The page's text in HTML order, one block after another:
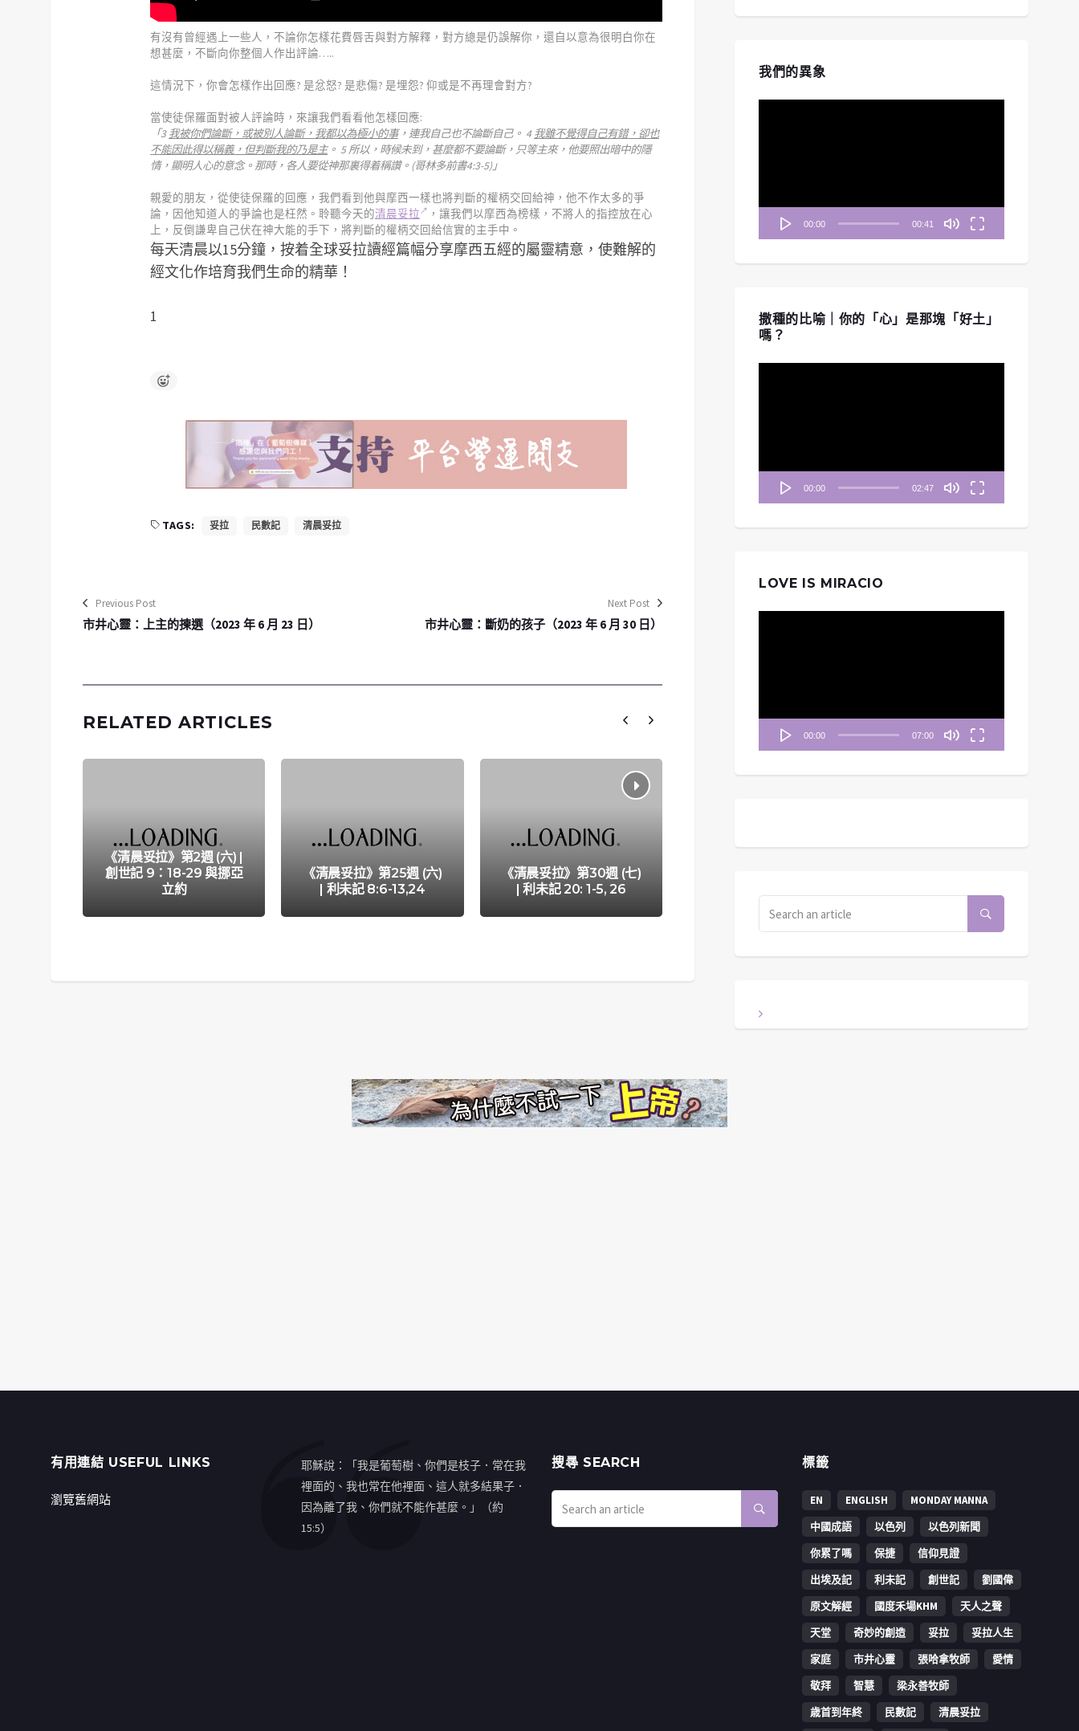
有沒有曾經遇上一些人，不論你怎樣花費唇舌與對方解釋，對方總是仍誤解你，還自以意為很明白你在
想甚麼，不斷向你整個人作出評論…..
這情況下，你會怎樣作出回應? 是忿怒? 是悲傷? 是埋怨? 仰或是不再理會對方?
當使徒保羅面對被人評論時，來讓我們看看他怎樣回應:
「3我被你們論斷，或被別人論斷，我都以為極小的事，連我自己也不論斷自己。 4 我雖不覺得自己有錯，卻也
不能因此得以稱義，但判斷我的乃是主。 5 所以，時候未到，甚麼都不要論斷，只等主來，他要照出暗中的隱
情，顯明人心的意念。那時，各人要從神那裏得着稱讚。(哥林多前書4:3-5)」
親愛的朋友，從使徒保羅的回應，我們看到他與摩西一樣也將判斷的權柄交回給神，他不作太多的爭
論，因他知道人的爭論也是枉然。聆聽今天的清晨妥拉
，讓我們以摩西為榜樣，不將人的指控放在心
上，反倒謙卑自己伏在神大能的手下，將判斷的權柄交回給信實的主手中。
每天清晨以15分鐘，按着全球妥拉讀經篇幅分享摩西五經的屬靈精意，使難解的
經文化作培育我們生命的精華！
1
TAGS: 妥拉 民數記 清晨妥拉
Previous Post
市井心靈：上主的揀選（2023 年 6 月 23 日）
Next Post
市井心靈：斷奶的孩子（2023 年 6 月 30 日）
RELATED ARTICLES
《清晨妥拉》第2週 (六) |
創世記 9：18-29 與挪亞
立約
《清晨妥拉》第25週 (六)
| 利未記 8:6-13,24
《清晨妥拉》第30週 (七)
| 利未記 20: 1-5, 26
我們的異象
00:00 00:41
撒種的比喻｜你的「心」是那塊「好土」
嗎？
00:00 02:47
LOVE IS MIRACIO
00:00 07:00
有用連結 USEFUL LINKS
瀏覽舊網站
耶穌說：「我是葡萄樹、你們是枝子．常在我
裡面的、我也常在他裡面、這人就多結果子．
因為離了我、你們就不能作甚麼。」（約
15:5）
搜㝷 SEARCH 標籤
EN ENGLISH
MONDAY MANNA
中國成語
以色列
以色列新聞
你累了嗎
保捷
信仰見證
出埃及記
利未記 創世記
劉國偉
原文解經
國度禾場KHM
天人之聲
天堂
奇妙的創造 妥拉
妥拉人生
家庭
市井心靈 張哈拿牧師
愛情
敬拜
智慧
梁永善牧師
歳首到年終
民數記 清晨妥拉